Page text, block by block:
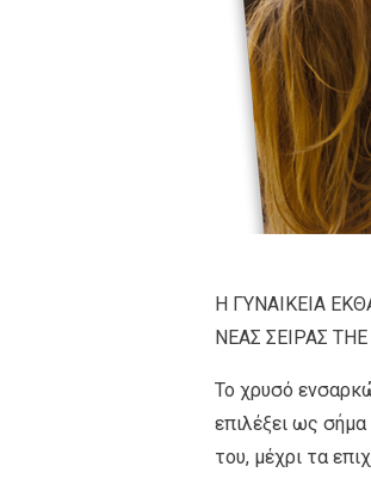
Η ΓΥΝΑΙΚΕΙΑ
ΝΕΑΣ ΣΕΙΡΑΣ
Το χρυσό
επιλέξει ως
του, μέχρι τα